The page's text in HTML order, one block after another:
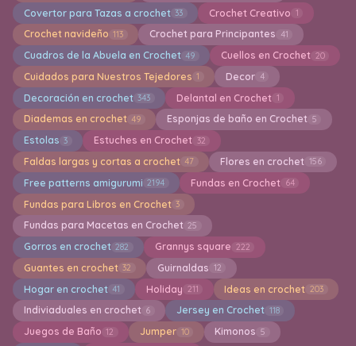
Covertor para Tazas a crochet 33 Crochet Creativo 1
Crochet navideño 113 Crochet para Principantes 41
Cuadros de la Abuela en Crochet 49 Cuellos en Crochet 20
Cuidados para Nuestros Tejedores 1 Decor 4
Decoración en crochet 343 Delantal en Crochet 1
Diademas en crochet 49 Esponjas de baño en Crochet 5
Estolas 3 Estuches en Crochet 32
Faldas largas y cortas a crochet 47 Flores en crochet 156
Free patterns amigurumi 2194 Fundas en Crochet 64
Fundas para Libros en Crochet 3
Fundas para Macetas en Crochet 25
Gorros en crochet 282 Grannys square 222
Guantes en crochet 32 Guirnaldas 12
Hogar en crochet 41 Holiday 211 Ideas en crochet 203
Indiviaduales en crochet 6 Jersey en Crochet 118
Juegos de Baño 12 Jumper 10 Kimonos 5